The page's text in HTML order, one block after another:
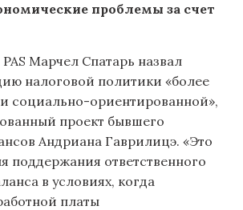
проблемы за счет
PAS Марчел Спатарь назвал
налоговой политики «более
социально-ориентированной»,
проект бывшего
Андриана Гаврилицэ. «Это
поддержания ответственного
в условиях, когда
платы